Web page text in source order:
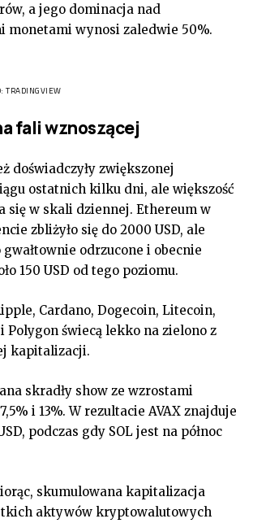
a jego dominacja nad
monetami wynosi zaledwie 50%.
TRADINGVIEW
fali wznoszącej
doświadczyły zwiększonej
ostatnich kilku dni, ale większość
się w skali dziennej. Ethereum w
zbliżyło się do 2000 USD, ale
gwałtownie odrzucone i obecnie
150 USD od tego poziomu.
Cardano, Dogecoin, Litecoin,
Polygon świecą lekko na zielono z
kapitalizacji.
skradły show ze wzrostami
i 13%. W rezultacie AVAX znajduje
podczas gdy SOL jest na północ
skumulowana kapitalizacja
aktywów kryptowalutowych